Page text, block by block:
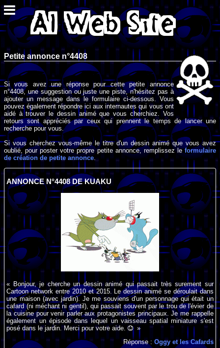
Petite annonce n°4408
Si vous avez une réponse pour cette petite annonce
n°4408, une suggestion ou juste une piste, n'hésitez pas à
ajouter un message dans le formulaire ci-dessous. Vous
pouvez également répondre ici aux internautes qui vous ont
aidé à trouver le dessin animé que vous cherchiez. Vos
retours sont appréciés par ceux qui prennent le temps de lancer une
recherche pour vous.
Si vous cherchez vous-même le titre d'un dessin animé que vous avez
oublié, pour poster votre propre petite annonce, remplissez leformulaire
de création de petite annonce .
ANNONCE N°4408 DE KUAKU
« Bonjour, je cherche un dessin animé qui passait très surement sur
Cartoon network entre 2010 et 2015. Le dessin animé se déroulait dans
une maison (avec jardin). Je me souviens d'un personnage qui était un
cafard (ni méchant ni gentil), qui passait souvent par le trou de l'évier de
la cuisine pour venir parler aux protagonistes principaux. Je me rappelle
également un épisode dans lequel un vaisseau spatial miniature s'est
posé dans le jardin. Merci pour votre aide.
»
Réponse : Oggy et les Cafards